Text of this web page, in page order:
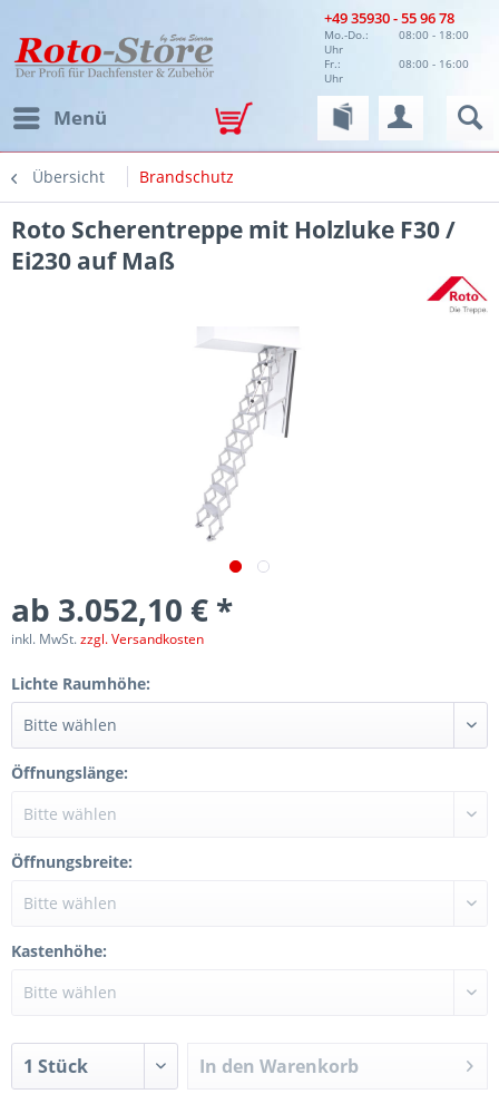
+49 35930 - 55 96 78
Mo.-Do.:
08:00 - 18:00
Uhr
Fr.:
08:00 - 16:00
Uhr
Menü
Übersicht Brandschutz
Roto Scherentreppe mit Holzluke F30 /
Ei230 auf Maß
ab 3.052,10 € *
inkl. MwSt.zzgl. Versandkosten
Lichte Raumhöhe:
Öffnungslänge:
Öffnungsbreite:
Kastenhöhe:
In den Warenkorb